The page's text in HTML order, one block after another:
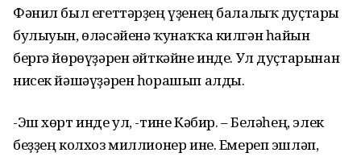
Фәнил был егеттәрҙең үҙенең балалыҡ дуҫтары
булыуын, өләсәйенә ҡунаҡҡа килгән һайын
бергә йөрөүҙәрен әйткәйне инде. Ул дуҫтарынан
нисек йәшәүҙәрен һорашып алды.
-Эш хөрт инде ул, -тине Кәбир. – Беләһең, элек
беҙҙең колхоз миллионер ине. Емереп эшләп,